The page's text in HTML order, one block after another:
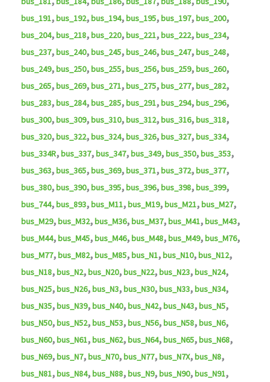
bus_191, bus_192, bus_194, bus_195, bus_197, bus_200,
bus_204, bus_218, bus_220, bus_221, bus_222, bus_234,
bus_237, bus_240, bus_245, bus_246, bus_247, bus_248,
bus_249, bus_250, bus_255, bus_256, bus_259, bus_260,
bus_265, bus_269, bus_271, bus_275, bus_277, bus_282,
bus_283, bus_284, bus_285, bus_291, bus_294, bus_296,
bus_300, bus_309, bus_310, bus_312, bus_316, bus_318,
bus_320, bus_322, bus_324, bus_326, bus_327, bus_334,
bus_334R, bus_337, bus_347, bus_349, bus_350, bus_353,
bus_363, bus_365, bus_369, bus_371, bus_372, bus_377,
bus_380, bus_390, bus_395, bus_396, bus_398, bus_399,
bus_744, bus_893, bus_M11, bus_M19, bus_M21, bus_M27,
bus_M29, bus_M32, bus_M36, bus_M37, bus_M41, bus_M43,
bus_M44, bus_M45, bus_M46, bus_M48, bus_M49, bus_M76,
bus_M77, bus_M82, bus_M85, bus_N1, bus_N10, bus_N12,
bus_N18, bus_N2, bus_N20, bus_N22, bus_N23, bus_N24,
bus_N25, bus_N26, bus_N3, bus_N30, bus_N33, bus_N34,
bus_N35, bus_N39, bus_N40, bus_N42, bus_N43, bus_N5,
bus_N50, bus_N52, bus_N53, bus_N56, bus_N58, bus_N6,
bus_N60, bus_N61, bus_N62, bus_N64, bus_N65, bus_N68,
bus_N69, bus_N7, bus_N70, bus_N77, bus_N7X, bus_N8,
bus_N81, bus_N84, bus_N88, bus_N9, bus_N90, bus_N91,